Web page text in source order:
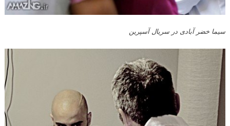
سیما خضر آبادی در سریال آسپرین